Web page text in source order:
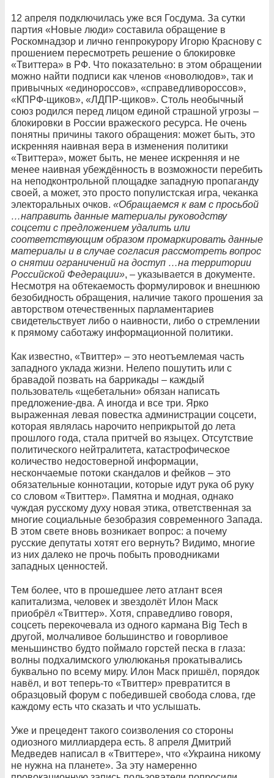
12 апреля подключилась уже вся Госдума. За сутки
партия «Новые люди» составила обращение в
Роскомнадзор и лично генпрокурору Игорю Краснову с
прошением пересмотреть решение о блокировке
«Твиттера» в РФ. Что показательно: в этом обращении
можно найти подписи как членов «новолюдов», так и
привычных «единороссов», «справедливороссов»,
«КПРФ-щиков», «ЛДПР-щиков». Столь необычный
союз родился перед лицом единой страшной угрозы –
блокировки в России вражеского ресурса. Не очень
понятны причины такого обращения: может быть, это
искренняя наивная вера в изменения политики
«Твиттера», может быть, не менее искренняя и не
менее наивная убеждённость в возможности перебить
на неподконтрольной площадке западную пропаганду
своей, а может, это просто популистская игра, чеканка
электоральных очков. «Обращаемся к вам с просьбой
…направить данные материалы руководству
соцсети с предложением удалить или
соответствующим образом промаркировать данные
материалы и в случае согласия рассмотреть вопрос
о снятии ограничений на доступ …на территории
Российской Федерации», – указывается в документе.
Несмотря на обтекаемость формулировок и внешнюю
безобидность обращения, наличие такого прошения за
авторством отечественных парламентариев
свидетельствует либо о наивности, либо о стремлении
к прямому саботажу информационной политики.
Как известно, «Твиттер» – это неотъемлемая часть
западного уклада жизни. Нелепо пошутить или с
бравадой позвать на баррикады – каждый
пользователь «щебетальни» обязан написать
предложение-два. А иногда и все три. Ярко
выраженная левая повестка администрации соцсети,
которая являлась нарочито неприкрытой до лета
прошлого года, стала притчей во языцех. Отсутствие
политического нейтралитета, катастрофическое
количество недостоверной информации,
нескончаемые потоки скандалов и фейков – это
обязательные коннотации, которые идут рука об руку
со словом «Твиттер». Памятна и модная, однако
чуждая русскому духу новая этика, ответственная за
многие социальные безобразия современного Запада.
В этом свете вновь возникает вопрос: а почему
русские депутаты хотят его вернуть? Видимо, многие
из них далеко не прочь побыть проводниками
западных ценностей.
Тем более, что в прошедшее лето атлант всея
капитализма, человек и звездолёт Илон Маск
приобрёл «Твиттер». Хотя, справедливо говоря,
соцсеть перекочевала из одного кармана Big Tech в
другой, молчаливое большинство и говорливое
меньшинство будто поймало горстей песка в глаза:
волны подхалимского улюлюканья прокатывались
буквально по всему миру. Илон Маск пришёл, порядок
навёл, и вот теперь-то «Твиттер» превратится в
образцовый форум с победившей свобода слова, где
каждому есть что сказать и что услышать.
Уже и прецедент такого соизволения со стороны
одиозного миллиардера есть. 8 апреля Дмитрий
Медведев написал в «Твиттере», что «Украина никому
не нужна на планете». За эту намеренно